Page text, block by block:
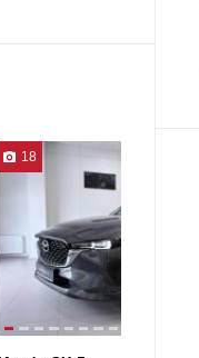
18